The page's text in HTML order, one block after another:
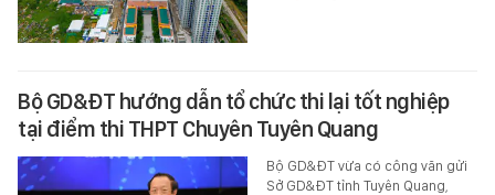
Bộ GD&ĐT hướng dẫn tổ chức thi lại tốt nghiệp
tại điểm thi THPT Chuyên Tuyên Quang
Bộ GD&ĐT vừa có công văn gửi
Sở GD&ĐT tỉnh Tuyên Quang,